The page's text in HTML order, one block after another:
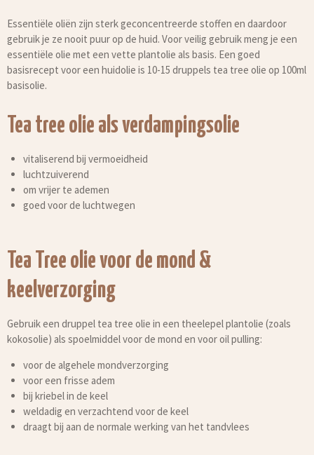
Essentiële oliën zijn sterk geconcentreerde stoffen en daardoor
gebruik je ze nooit puur op de huid. Voor veilig gebruik meng je een
essentiële olie met een vette plantolie als basis. Een goed
basisrecept voor een huidolie is 10-15 druppels tea tree olie op 100ml
basisolie.
Tea tree olie als verdampingsolie
vitaliserend bij vermoeidheid
luchtzuiverend
om vrijer te ademen
goed voor de luchtwegen
Tea Tree olie voor de mond &
keelverzorging
Gebruik een druppel tea tree olie in een theelepel plantolie (zoals
kokosolie) als spoelmiddel voor de mond en voor oil pulling:
voor de algehele mondverzorging
voor een frisse adem
bij kriebel in de keel
weldadig en verzachtend voor de keel
draagt bij aan de normale werking van het tandvlees